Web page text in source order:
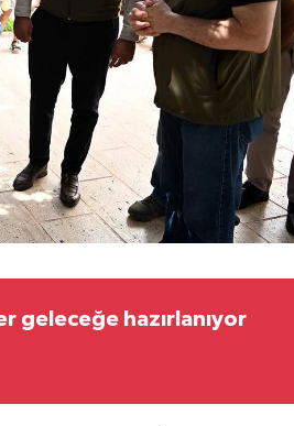
geleceğe hazırlanıyor